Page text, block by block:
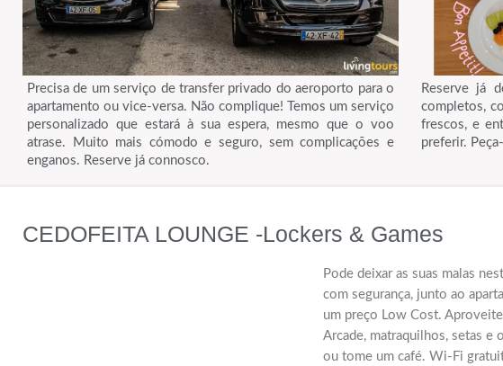
Precisa de um serviço de transfer privado do aeroporto para o
apartamento ou vice-versa. Não complique! Temos um serviço
personalizado que estará à sua espera, mesmo que o voo
atrase. Muito mais cómodo e seguro, sem complicações e
enganos. Reserve já connosco.
Reserve já
completos,
frescos, e
preferir.
CEDOFEITA LOUNGE -Lockers & Games
Pode deixar as suas malas
com segurança, junto ao
um preço Low Cost.
Arcade, matraquilhos, setas e
ou tome um café. Wi-Fi